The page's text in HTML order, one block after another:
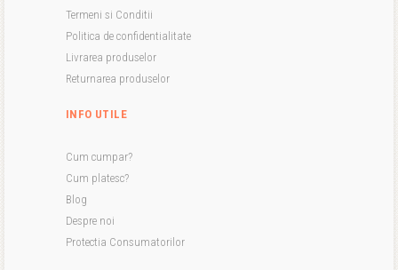
Termeni si Conditii
Politica de confidentialitate
Livrarea produselor
Returnarea produselor
INFO UTILE
Cum cumpar?
Cum platesc?
Blog
Despre noi
Protectia Consumatorilor